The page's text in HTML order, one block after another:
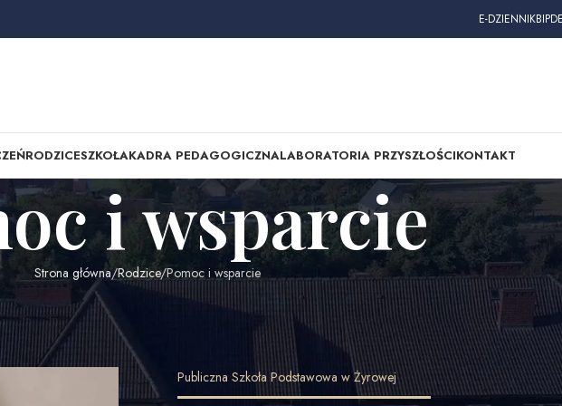
E-DZIENNIKBIP
RODZICESZKOŁAKADRA PEDAGOGICZNALABORATORIA PRZYSZŁOŚCIKONTAKT
i wsparcie
Strona główna Rodzice Pomoc i wsparcie
Publiczna Szkoła Podstawowa w Żyrowej